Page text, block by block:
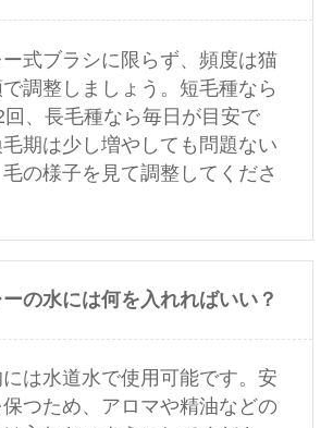
ー式ブラシに限らず、頻度は猫
調整しましょう。短毛種なら
回、長毛種なら毎日が目安で
期は少し増やしても問題ない
の様子を見て調整してくださ
の水には何を入れればいい？
は水道水で使用可能です。安
つため、アロマや精油などの